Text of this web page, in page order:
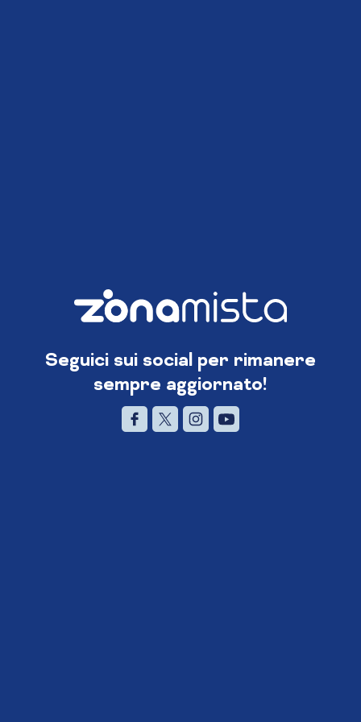
Seguici sui social per rimanere
sempre aggiornato!